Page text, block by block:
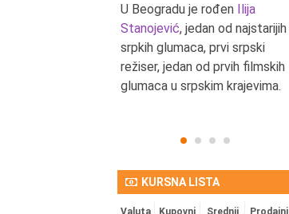
U Beogradu je rođen Ilija
Stanojević, jedan od najstarijih
srpkih glumaca, prvi srpski
režiser, jedan od prvih filmskih
glumaca u srpskim krajevima.
KURSNA LISTA
Valuta Kupovni Srednji Prodajni